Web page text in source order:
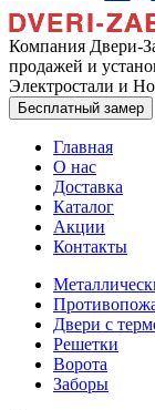
Компания Двери-
продажей и
Электростали и
Бесплатный замер
Главная
О нас
Доставка
Каталог
Акции
Контакты
Двери с
Решетки
Ворота
Заборы